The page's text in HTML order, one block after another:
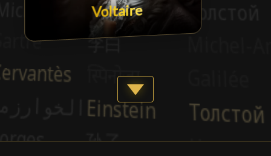
Voltaire
Show more